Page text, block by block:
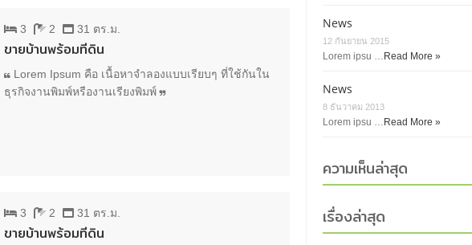
3 2 31 ตร.ม.
ขายบ้านพร้อมที่ดิน
Lorem Ipsum คือ เนื้อหาจำลองแบบเรียบๆ ที่ใช้กันใน
ธุรกิจงานพิมพ์หรืองานเรียงพิมพ์
3 2 31 ตร.ม.
ขายบ้านพร้อมที่ดิน
News
12 กันยายน 2015
Lorem ipsu … Read More »
News
8 ธันวาคม 2013
Lorem ipsu … Read More »
ความเห็นล่าสุด
เรื่องล่าสุด